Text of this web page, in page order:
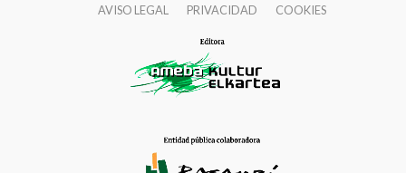
AVISO LEGAL
PRIVACIDAD COOKIES